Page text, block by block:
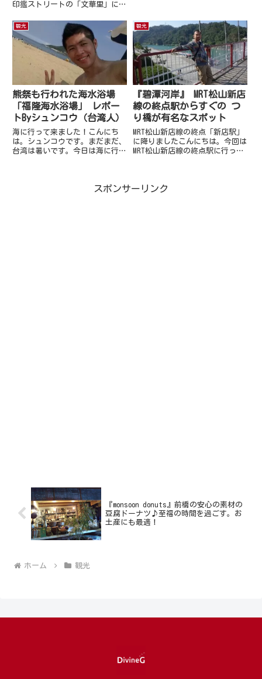
印鑑ストリートの「文華里」に
ご紹介をさせて頂きます。 アク
セス 香港上環文華里GPT 17号ア
クセスは作ってもらったお店♪
場所はMTR上環駅から徒歩...
どこかわからずウロウロしてまし
た…ようやくデパートの中を抜け
たトコロに入り口がある事に
気...
観光
熊祭も行われた海水浴場
「福隆海水浴場」 レポー
トByシュンコウ（台湾人）
海に行って来ました！こんにち
は。シュンコウです。まだまだ、
台湾は暑いです。今日は海に行っ
降りる駅は福隆駅ですよ。台北駅
観光
『碧潭河岸』 MRT松山新店
線の終点駅からすぐの つ
り橋が有名なスポット
MRT松山新店線の終点「新店駅」
に降りましたこんにちは。今回は
MRT松山新店線の終点駅に行って
場所だったので紹介します！MRT
スポンサーリンク
『monsoon donuts』前橋の安心の素材の
豆腐ドーナツ♪至福の時間を過ごす。お
土産にも最適！
ホーム 観光